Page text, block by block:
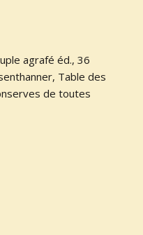
agrafé éd., 36
Table des
de toutes